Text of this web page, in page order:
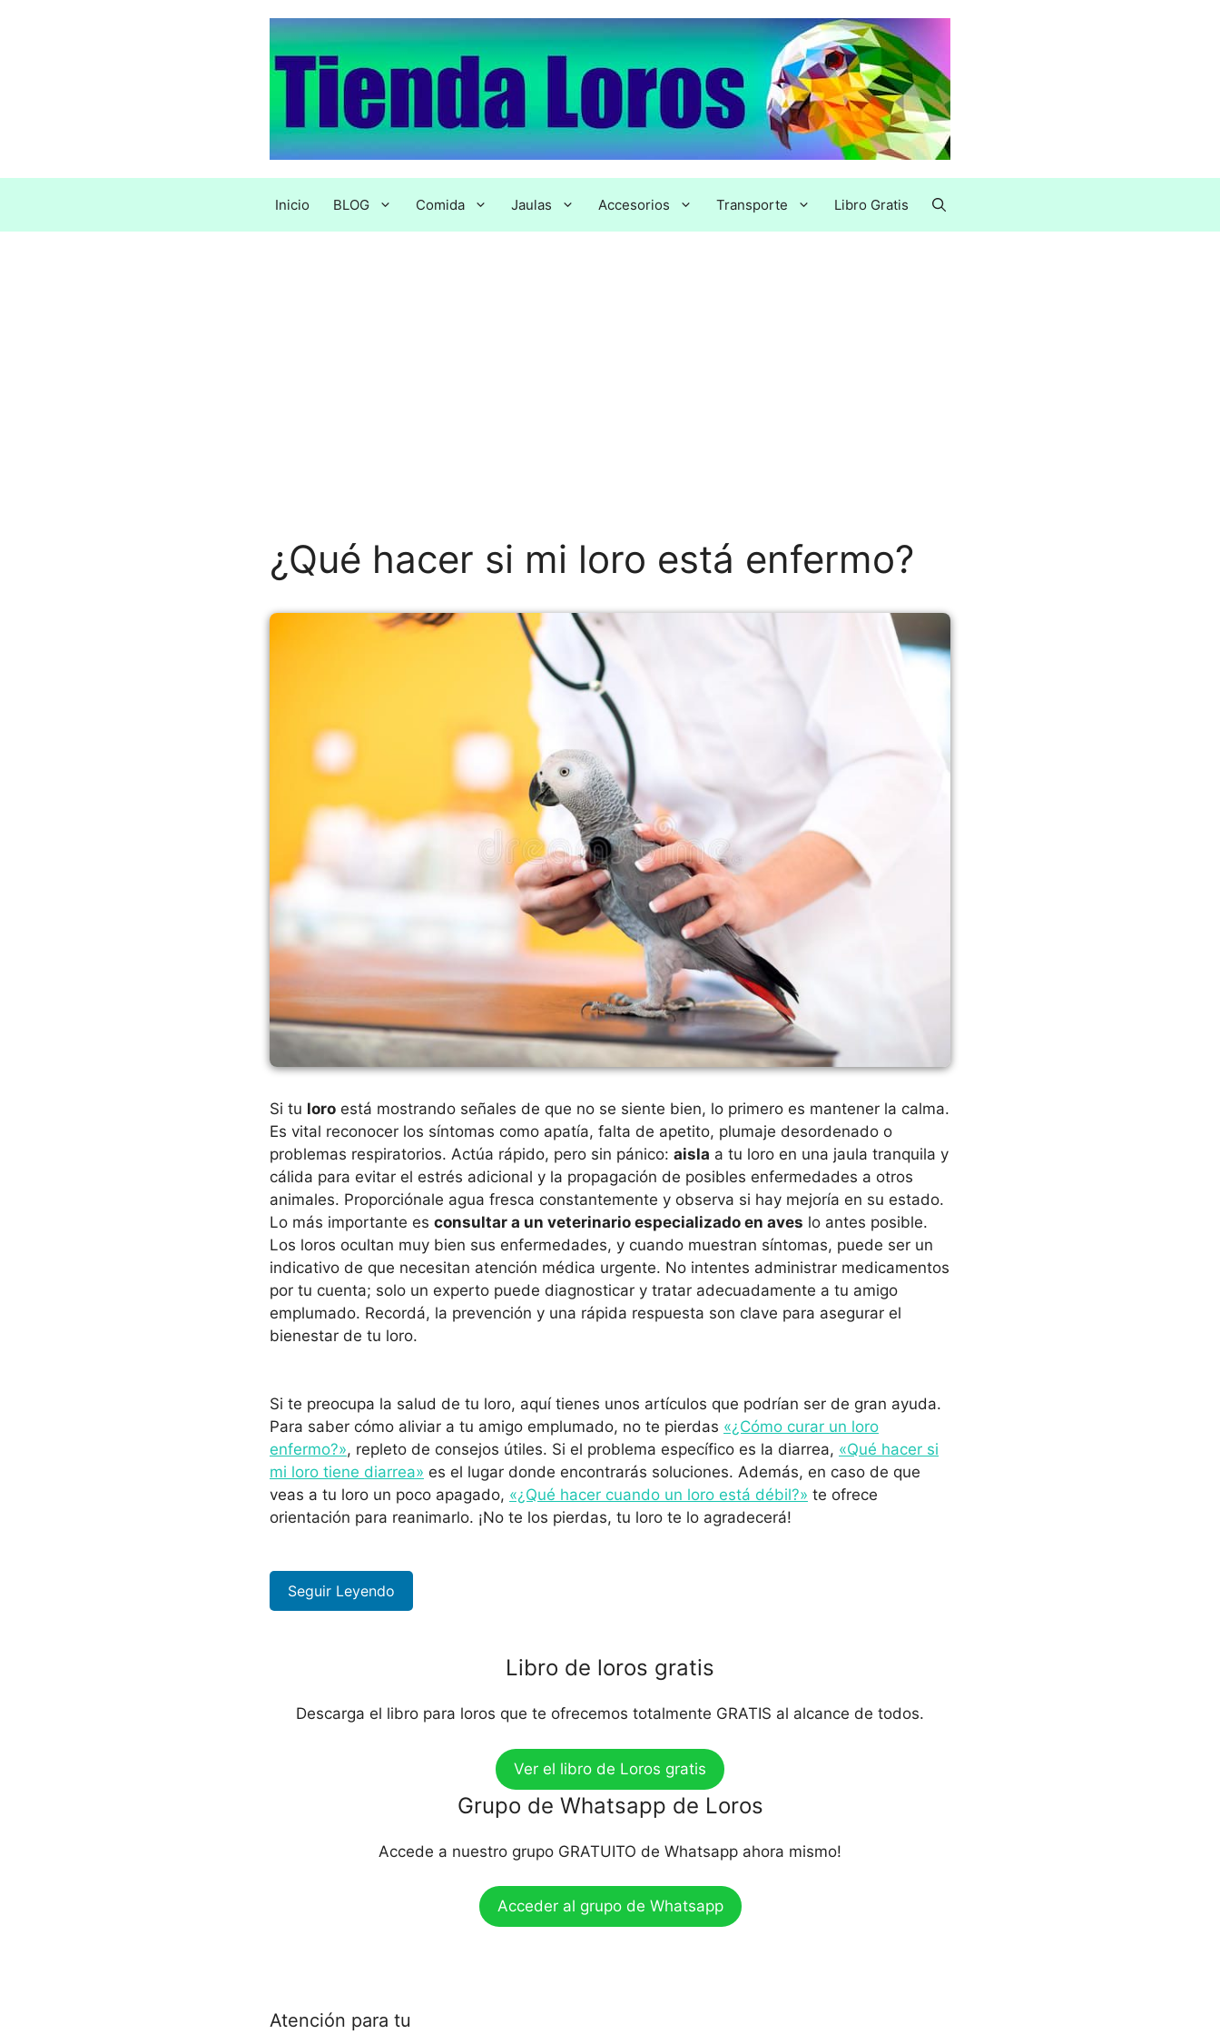
Inicio BLOG Comida Jaulas Accesorios Transporte Libro Gratis
¿Qué hacer si mi loro está enfermo?
Si tu loro está mostrando señales de que no se siente bien, lo primero es mantener la calma.
Es vital reconocer los síntomas como apatía, falta de apetito, plumaje desordenado o
problemas respiratorios. Actúa rápido, pero sin pánico: aisla a tu loro en una jaula tranquila y
cálida para evitar el estrés adicional y la propagación de posibles enfermedades a otros
animales. Proporciónale agua fresca constantemente y observa si hay mejoría en su estado.
Lo más importante es consultar a un veterinario especializado en aves lo antes posible.
Los loros ocultan muy bien sus enfermedades, y cuando muestran síntomas, puede ser un
indicativo de que necesitan atención médica urgente. No intentes administrar medicamentos
por tu cuenta; solo un experto puede diagnosticar y tratar adecuadamente a tu amigo
emplumado. Recordá, la prevención y una rápida respuesta son clave para asegurar el
bienestar de tu loro.
Si te preocupa la salud de tu loro, aquí tienes unos artículos que podrían ser de gran ayuda.
Para saber cómo aliviar a tu amigo emplumado, no te pierdas «¿Cómo curar un loro
enfermo?», repleto de consejos útiles. Si el problema específico es la diarrea, «Qué hacer si
mi loro tiene diarrea» es el lugar donde encontrarás soluciones. Además, en caso de que
veas a tu loro un poco apagado, «¿Qué hacer cuando un loro está débil?» te ofrece
orientación para reanimarlo. ¡No te los pierdas, tu loro te lo agradecerá!
Seguir Leyendo
Libro de loros gratis
Descarga el libro para loros que te ofrecemos totalmente GRATIS al alcance de todos.
Ver el libro de Loros gratis
Grupo de Whatsapp de Loros
Accede a nuestro grupo GRATUITO de Whatsapp ahora mismo!
Acceder al grupo de Whatsapp
Atención para tu